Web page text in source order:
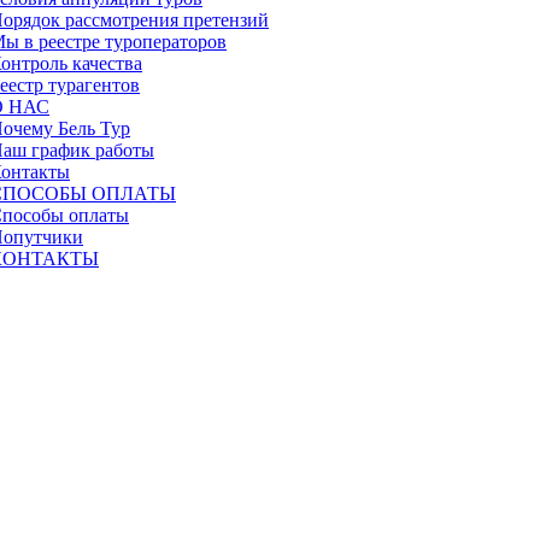
рассмотрения претензий
в реестре туроператоров
качества
турагентов
НАС
Бель Тур
график работы
ОПЛАТЫ
оплаты